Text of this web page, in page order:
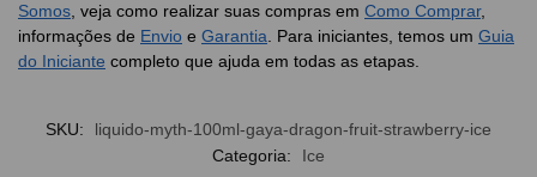
Somos , veja como realizar suas compras em Como Comprar,
informações de Envio e Garantia . Para iniciantes, temos um Guia
do Iniciante completo que ajuda em todas as etapas.
SKU:
liquido-myth-100ml-gaya-dragon-fruit-strawberry-ice
Categoria:
Ice